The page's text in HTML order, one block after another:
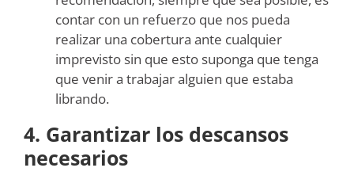
contar con un refuerzo que nos pueda
realizar una cobertura ante cualquier
imprevisto sin que esto suponga que tenga
que venir a trabajar alguien que estaba
librando.
4. Garantizar los descansos
necesarios